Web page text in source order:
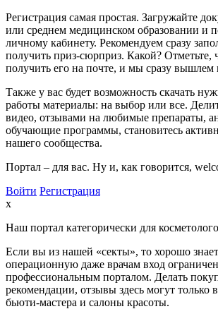
Регистрация самая простая. Загружайте
или среднем медицинском образовании и
личному кабинету. Рекомендуем сразу
получить приз-сюрприз. Какой? Отметьте,
получить его на почте, и мы сразу вышлем
Также у вас будет возможность скачать
работы материалы: на выбор или все.
видео, отзывами на любимые препараты,
обучающие программы, становитесь
нашего сообщества.
Портал – для вас. Ну и, как говорится,
Войти Регистрация
x
Наш портал категорически для
Если вы из нашей «секты», то хорошо
операционную даже врачам вход
профессиональным порталом. Делать
рекомендации, отзывы здесь могут
бьюти-мастера и салоны красоты.